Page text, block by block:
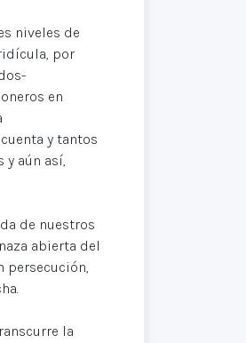
niveles de
por
en
y tantos
y aún así,
de nuestros
abierta del
persecución,
la